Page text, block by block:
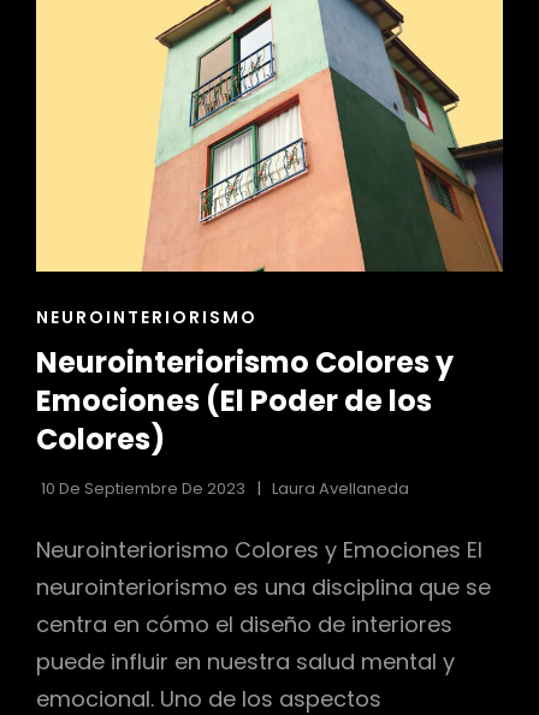
DISEÑO
MOBILIARIO
ENLACES
LAS
CATEGORÍAS
NEUROINTERIORISMO
Neurointeriorismo Colores y
Emociones (El Poder de los
Colores)
10 De Septiembre De 2023 Laura Avellaneda
Neurointeriorismo Colores y Emociones El
neurointeriorismo es una disciplina que se
centra en cómo el diseño de interiores
puede influir en nuestra salud mental y
emocional. Uno de los aspectos